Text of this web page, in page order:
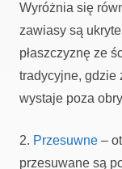
Wyróżnia się
zawiasy są
płaszczyznę ze
tradycyjne, gdzie
wystaje poza
2. Przesuwne –
przesuwane są